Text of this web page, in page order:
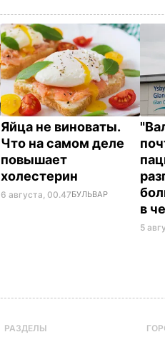
Яйца не виноваты.
Что на самом деле
повышает
холестерин
6 августа, 00.47БУЛЬВАР
в
5
РАЗДЕЛЫ